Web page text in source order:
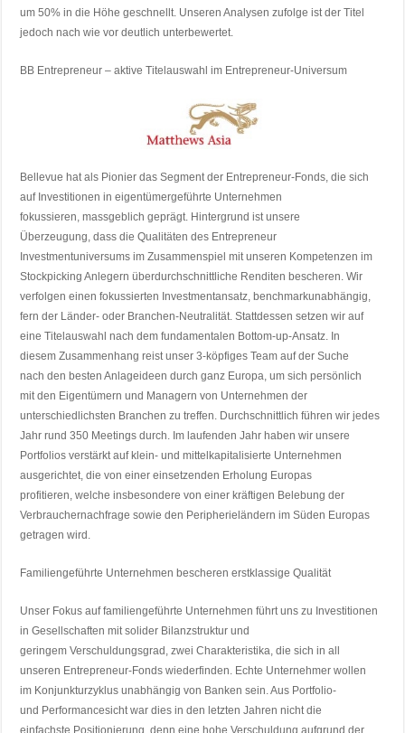
um 50% in die Höhe geschnellt. Unseren Analysen zufolge ist der Titel
jedoch nach wie vor deutlich unterbewertet.
BB Entrepreneur – aktive Titelauswahl im Entrepreneur-Universum
Bellevue hat als Pionier das Segment der Entrepreneur-Fonds, die sich
auf Investitionen in eigentümergeführte Unternehmen
fokussieren, massgeblich geprägt. Hintergrund ist unsere
Überzeugung, dass die Qualitäten des Entrepreneur
Investmentuniversums im Zusammenspiel mit unseren Kompetenzen im
Stockpicking Anlegern überdurchschnittliche Renditen bescheren. Wir
verfolgen einen fokussierten Investmentansatz, benchmarkunabhängig,
fern der Länder- oder Branchen-Neutralität. Stattdessen setzen wir auf
eine Titelauswahl nach dem fundamentalen Bottom-up-Ansatz. In
diesem Zusammenhang reist unser 3-köpfiges Team auf der Suche
nach den besten Anlageideen durch ganz Europa, um sich persönlich
mit den Eigentümern und Managern von Unternehmen der
unterschiedlichsten Branchen zu treffen. Durchschnittlich führen wir jedes
Jahr rund 350 Meetings durch. Im laufenden Jahr haben wir unsere
Portfolios verstärkt auf klein- und mittelkapitalisierte Unternehmen
ausgerichtet, die von einer einsetzenden Erholung Europas
profitieren, welche insbesondere von einer kräftigen Belebung der
Verbrauchernachfrage sowie den Peripherieländern im Süden Europas
getragen wird.
Familiengeführte Unternehmen bescheren erstklassige Qualität
Unser Fokus auf familiengeführte Unternehmen führt uns zu Investitionen
in Gesellschaften mit solider Bilanzstruktur und
geringem Verschuldungsgrad, zwei Charakteristika, die sich in all
unseren Entrepreneur-Fonds wiederfinden. Echte Unternehmer wollen
im Konjunkturzyklus unabhängig von Banken sein. Aus Portfolio-
und Performancesicht war dies in den letzten Jahren nicht die
einfachste Positionierung, denn eine hohe Verschuldung aufgrund der